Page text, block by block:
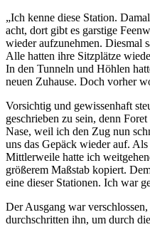
„Ich kenne diese Station.
acht, dort gibt es garstige
wieder aufzunehmen. Diesmal
Alle hatten ihre Sitzplätze
In den Tunneln und Höhlen
neuen Zuhause. Doch vorher
Vorsichtig und gewissenhaft
geschrieben zu sein, denn
Nase, weil ich den Zug nun
uns das Gepäck wieder auf.
Mittlerweile hatte ich
größerem Maßstab kopiert.
eine dieser Stationen. Ich war
Der Ausgang war
durchschritten ihn, um durch